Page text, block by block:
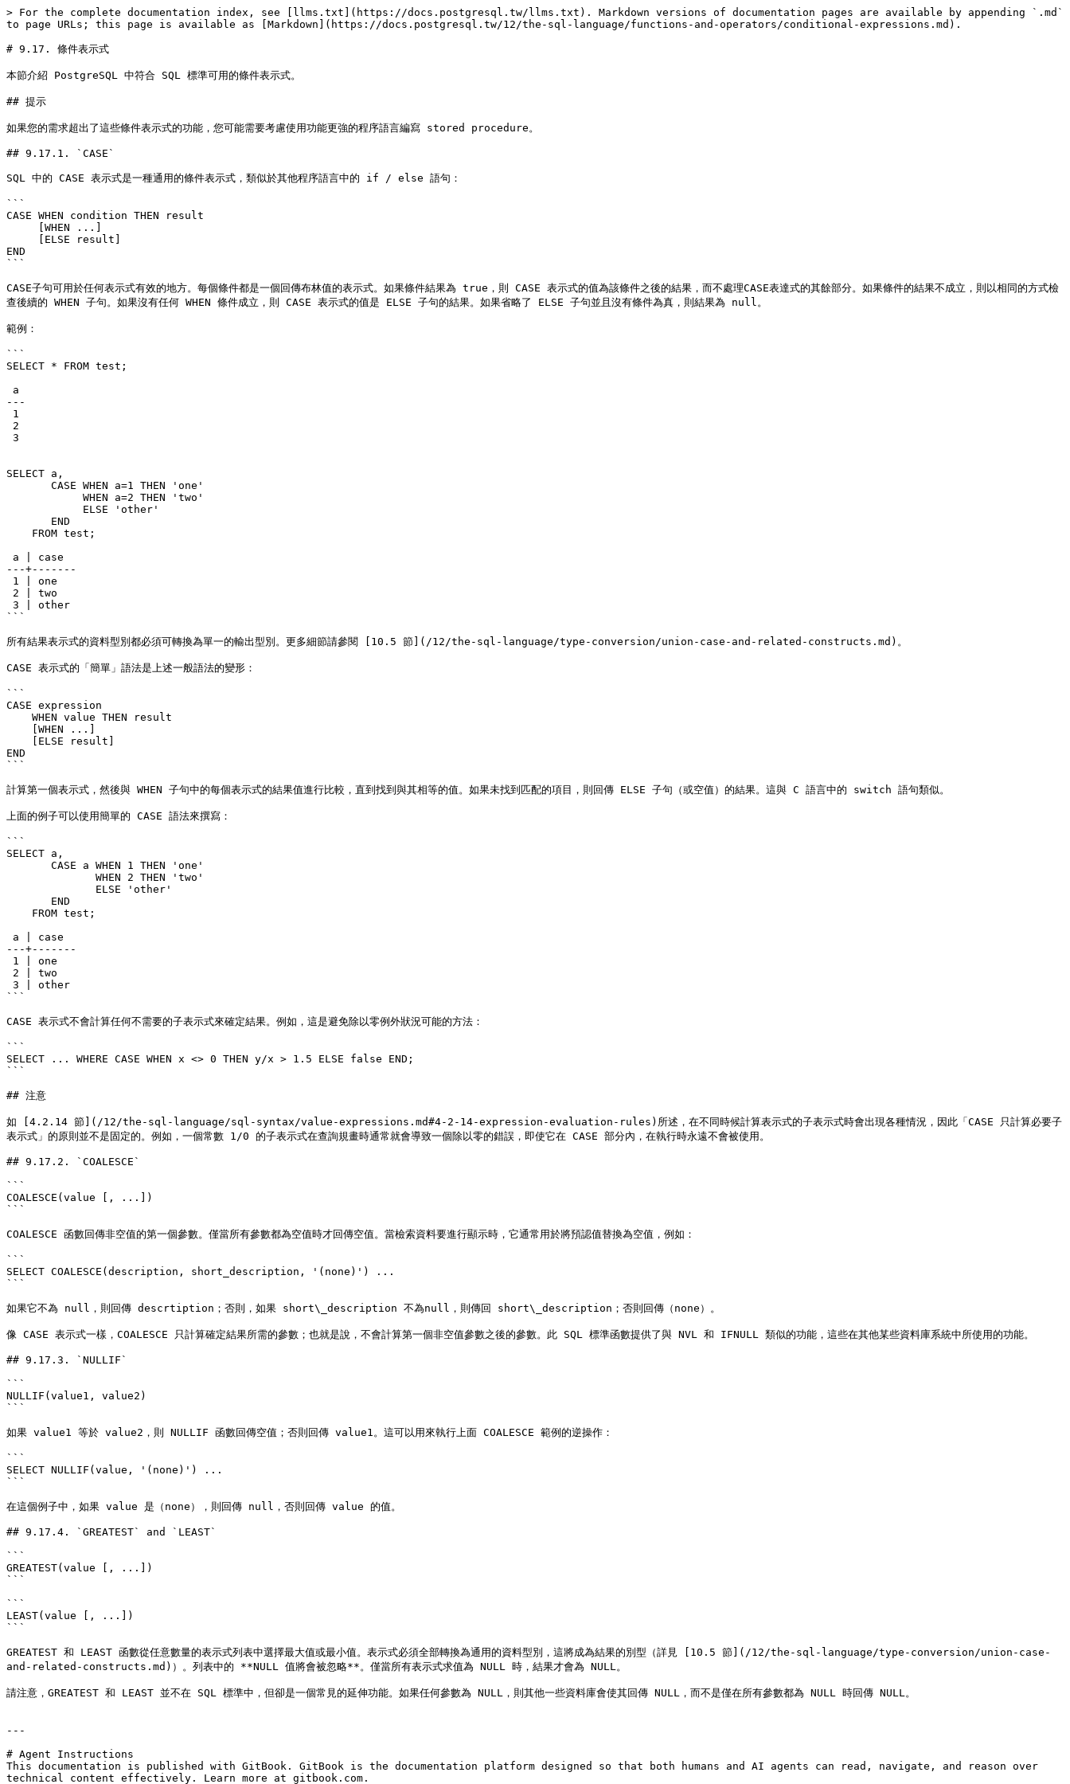
> For the complete documentation index, see [llms.txt](https://docs.postgresql.tw/llms.txt). Markdown versions of documentation pages are available by appending `.md`
to page URLs; this page is available as [Markdown](https://docs.postgresql.tw/12/the-sql-language/functions-and-operators/conditional-expressions.md).
# 9.17. 條件表示式
本節介紹 PostgreSQL 中符合 SQL 標準可用的條件表示式。
## 提示
如果您的需求超出了這些條件表示式的功能，您可能需要考慮使用功能更強的程序語言編寫 stored procedure。
## 9.17.1. `CASE`
SQL 中的 CASE 表示式是一種通用的條件表示式，類似於其他程序語言中的 if / else 語句：
```
CASE WHEN condition THEN result
END
```
CASE子句可用於任何表示式有效的地方。每個條件都是一個回傳布林值的表示式。如果條件結果為 true，則 CASE 表示式的值為該條件之後的結果，而不處理CASE表達式的其餘部分。如果條件的結果不成立，則以相同的方式檢
查後續的 WHEN 子句。如果沒有任何 WHEN 條件成立，則 CASE 表示式的值是 ELSE 子句的結果。如果省略了 ELSE 子句並且沒有條件為真，則結果為 null。
範例：
```
SELECT * FROM test;
---
SELECT a,
---+-------
```
所有結果表示式的資料型別都必須可轉換為單一的輸出型別。更多細節請參閱 [10.5 節](/12/the-sql-language/type-conversion/union-case-and-related-constructs.md)。
CASE 表示式的「簡單」語法是上述一般語法的變形：
```
CASE expression
END
```
計算第一個表示式，然後與 WHEN 子句中的每個表示式的結果值進行比較，直到找到與其相等的值。如果未找到匹配的項目，則回傳 ELSE 子句（或空值）的結果。這與 C 語言中的 switch 語句類似。
上面的例子可以使用簡單的 CASE 語法來撰寫：
```
SELECT a,
---+-------
```
CASE 表示式不會計算任何不需要的子表示式來確定結果。例如，這是避免除以零例外狀況可能的方法：
```
SELECT ... WHERE CASE WHEN x <> 0 THEN y/x > 1.5 ELSE false END;
```
## 注意
如 [4.2.14 節](/12/the-sql-language/sql-syntax/value-expressions.md#4-2-14-expression-evaluation-rules)所述，在不同時候計算表示式的子表示式時會出現各種情況，因此「CASE 只計算必要子
表示式」的原則並不是固定的。例如，一個常數 1/0 的子表示式在查詢規畫時通常就會導致一個除以零的錯誤，即使它在 CASE 部分內，在執行時永遠不會被使用。
## 9.17.2. `COALESCE`
```
COALESCE(value [, ...])
```
COALESCE 函數回傳非空值的第一個參數。僅當所有參數都為空值時才回傳空值。當檢索資料要進行顯示時，它通常用於將預認值替換為空值，例如：
```
SELECT COALESCE(description, short_description, '(none)') ...
```
如果它不為 null，則回傳 descrtiption；否則，如果 short\_description 不為null，則傳回 short\_description；否則回傳（none）。
像 CASE 表示式一樣，COALESCE 只計算確定結果所需的參數；也就是說，不會計算第一個非空值參數之後的參數。此 SQL 標準函數提供了與 NVL 和 IFNULL 類似的功能，這些在其他某些資料庫系統中所使用的功能。
## 9.17.3. `NULLIF`
```
NULLIF(value1, value2)
```
如果 value1 等於 value2，則 NULLIF 函數回傳空值；否則回傳 value1。這可以用來執行上面 COALESCE 範例的逆操作：
```
SELECT NULLIF(value, '(none)') ...
```
在這個例子中，如果 value 是（none），則回傳 null，否則回傳 value 的值。
## 9.17.4. `GREATEST` and `LEAST`
```
GREATEST(value [, ...])
```
```
LEAST(value [, ...])
```
GREATEST 和 LEAST 函數從任意數量的表示式列表中選擇最大值或最小值。表示式必須全部轉換為通用的資料型別，這將成為結果的別型（詳見 [10.5 節](/12/the-sql-language/type-conversion/union-case-
and-related-constructs.md)）。列表中的 **NULL 值將會被忽略**。僅當所有表示式求值為 NULL 時，結果才會為 NULL。
請注意，GREATEST 和 LEAST 並不在 SQL 標準中，但卻是一個常見的延伸功能。如果任何參數為 NULL，則其他一些資料庫會使其回傳 NULL，而不是僅在所有參數都為 NULL 時回傳 NULL。
---
# Agent Instructions
This documentation is published with GitBook. GitBook is the documentation platform designed so that both humans and AI agents can read, navigate, and reason over
technical content effectively. Learn more at gitbook.com.